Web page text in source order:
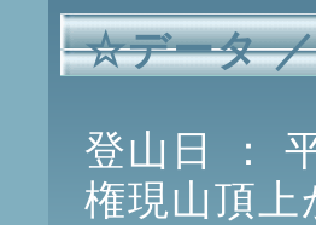
☆データ
登山日 ：
権現山頂上